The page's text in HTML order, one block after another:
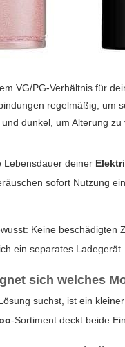
VG/PG-Verhältnis für
regelmäßig, um
dunkel, um Alterung zu
Lebensdauer deiner
sofort Nutzung
Keine
ein separates Ladegerät.
sich welches
suchst, ist ein
-Sortiment deckt beide